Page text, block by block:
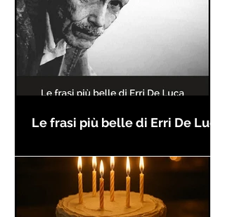
Le frasi più belle di Erri De Luca